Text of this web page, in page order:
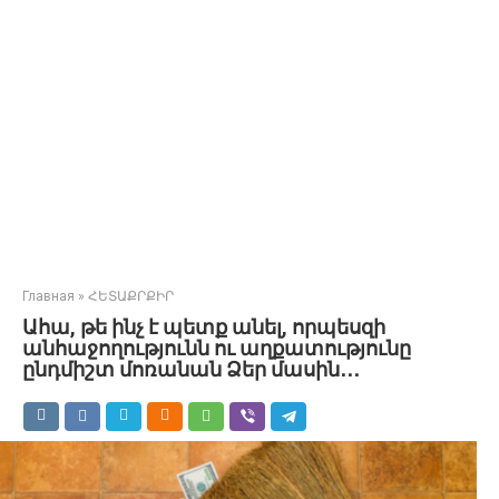
Главная » ՀԵՏԱՔՐՔԻՐ
Ահա, թե ինչ է պետք անել, որպեսզի
անհաջողությունն ու աղքատությունը
ընդմիշտ մոռանան Ձեր մասին․․․